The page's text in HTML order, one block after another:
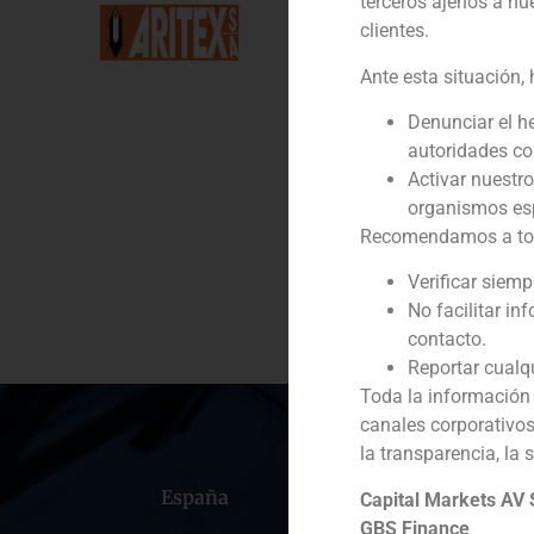
Descripción
España Portugal
clientes.
Ante esta situación,
Denunciar el
autoridades
Activar
organismos
Recomendamos a
Verificar
No facilitar
contacto.
Reportar
Toda la
canales
la transparencia, la
Capital Markets AV
GBS Finance